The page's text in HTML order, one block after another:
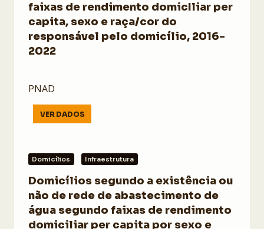
faixas de rendimento domicIliar per
capita, sexo e raça/cor do
responsável pelo domicílio, 2016-
2022
PNAD
VER DADOS
Domicílios Infraestrutura
Domicílios segundo a existência ou
não de rede de abastecimento de
água segundo faixas de rendimento
domiciliar per capita por sexo e